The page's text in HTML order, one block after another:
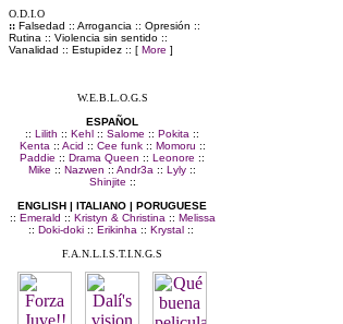
O.D.I.O
:: Falsedad :: Arrogancia :: Opresión ::
Rutina :: Violencia sin sentido ::
Vanalidad :: Estupidez :: [ More ]
W.E.B.L.O.G.S
ESPAÑOL
:: Lilith :: Kehl :: Salome :: Pokita ::
Kenta :: Acid :: Cee funk:: Momoru ::
Paddie :: Drama Queen :: Leonore ::
Mike :: Nazwen :: Andr3a :: Lyly ::
Shinjite ::
ENGLISH | ITALIANO | PORUGUESE
:: Emerald :: Kristyn & Christina :: Melissa
:: Doki-doki:: Erikinha :: Krystal::
F.A.N.L.I.S.T.I.N.G.S